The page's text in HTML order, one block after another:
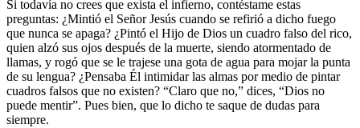
Si todavía no crees que exista el infierno, contéstame estas
preguntas: ¿Mintió el Señor Jesús cuando se refirió a dicho fuego
que nunca se apaga? ¿Pintó el Hijo de Dios un cuadro falso del rico,
quien alzó sus ojos después de la muerte, siendo atormentado de
llamas, y rogó que se le trajese una gota de agua para mojar la punta
de su lengua? ¿Pensaba Él intimidar las almas por medio de pintar
cuadros falsos que no existen? “Claro que no,” dices, “Dios no
puede mentir”. Pues bien, que lo dicho te saque de dudas para
siempre.